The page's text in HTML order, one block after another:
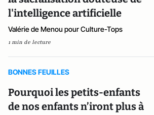
l'intelligence artificielle
Valérie de Menou pour Culture-Tops
1 min de lecture
BONNES FEUILLES
Pourquoi les petits-enfants
de nos enfants n’iront plus à